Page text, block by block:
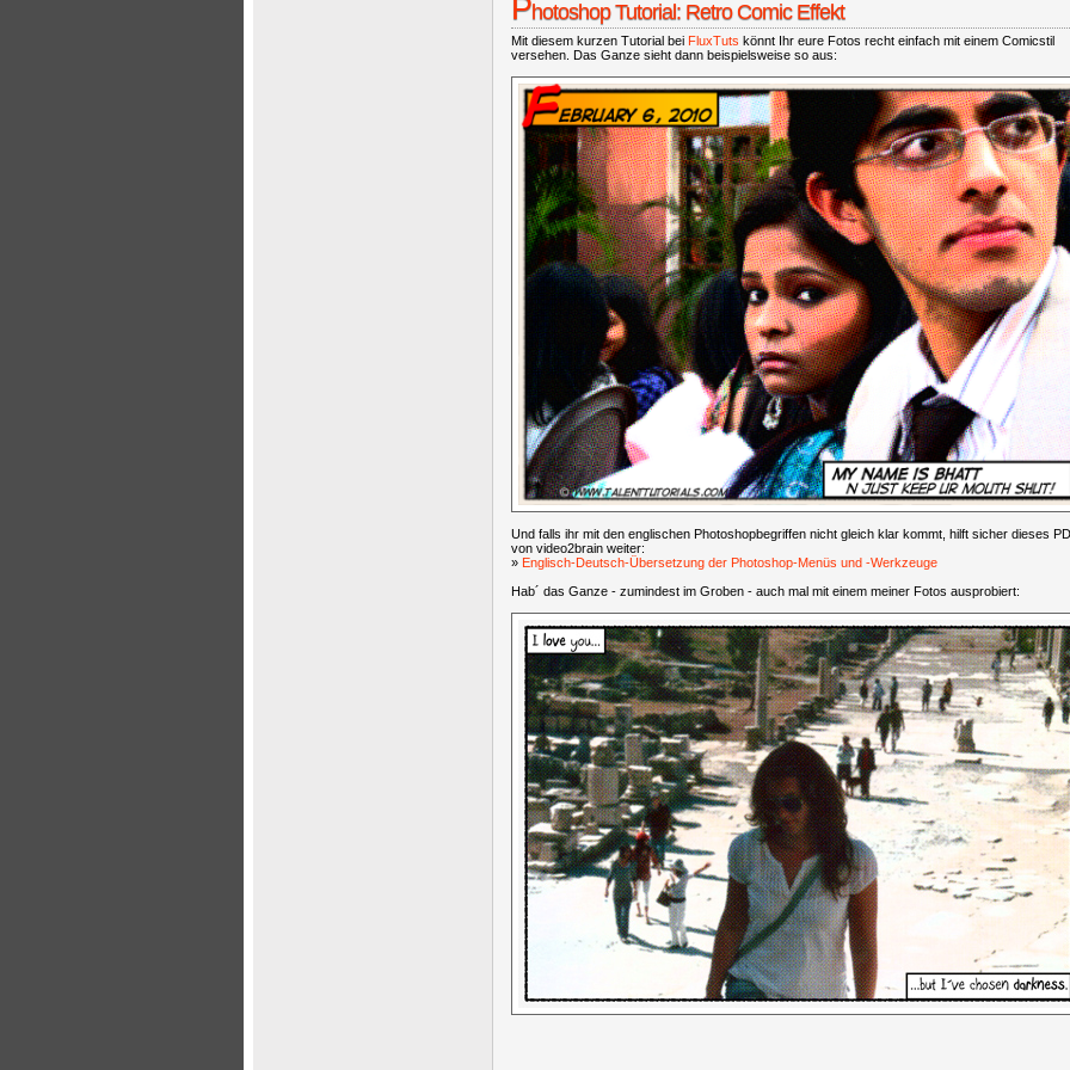
Photoshop Tutorial: Retro Comic Effekt
Mit diesem kurzen Tutorial bei FluxTuts könnt Ihr eure Fotos recht einfach mit einem Comicstil
versehen. Das Ganze sieht dann beispielsweise so aus:
Und falls ihr mit den englischen Photoshopbegriffen nicht gleich klar kommt, hilft sicher dieses
von video2brain weiter:
» Englisch-Deutsch-Übersetzung der Photoshop-Menüs und -Werkzeuge
Hab´ das Ganze - zumindest im Groben - auch mal mit einem meiner Fotos ausprobiert: